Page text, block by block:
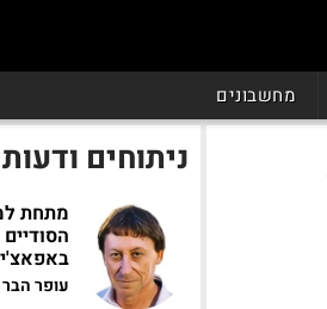
מחשבונים
ניתוחים ודעות
מתחת
עופר הבר